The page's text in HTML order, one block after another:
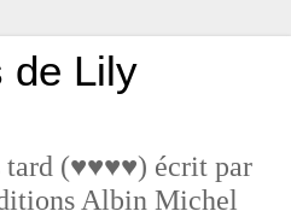
de Lily
tard (♥♥♥♥) écrit par
Albin Michel